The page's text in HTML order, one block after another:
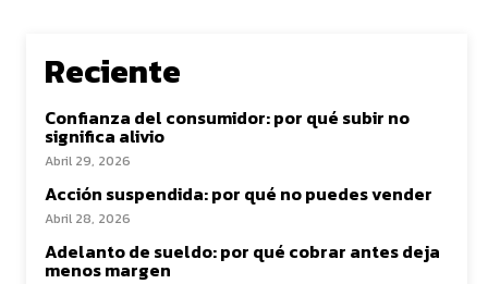
Reciente
Confianza del consumidor: por qué subir no
significa alivio
Abril 29, 2026
Acción suspendida: por qué no puedes vender
Abril 28, 2026
Adelanto de sueldo: por qué cobrar antes deja
menos margen